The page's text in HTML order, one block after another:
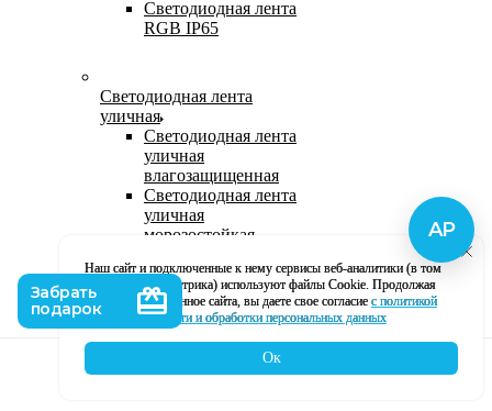
Светодиодная лента
RGB IP65
Светодиодная лента
уличная
Светодиодная лента
уличная
влагозащищенная
Светодиодная лента
уличная
морозостойкая
светодиодная лента
220В
Светодиодная лента
уличная в силиконе
Наш сайт и подключенные к нему сервисы веб-аналитики (в том
числе, Яндекс Метрика) используют файлы Cookie. Продолжая
использование данное сайта, вы даете свое согласие с политикой
кофиденциальности и обработки персональных данных
Ок